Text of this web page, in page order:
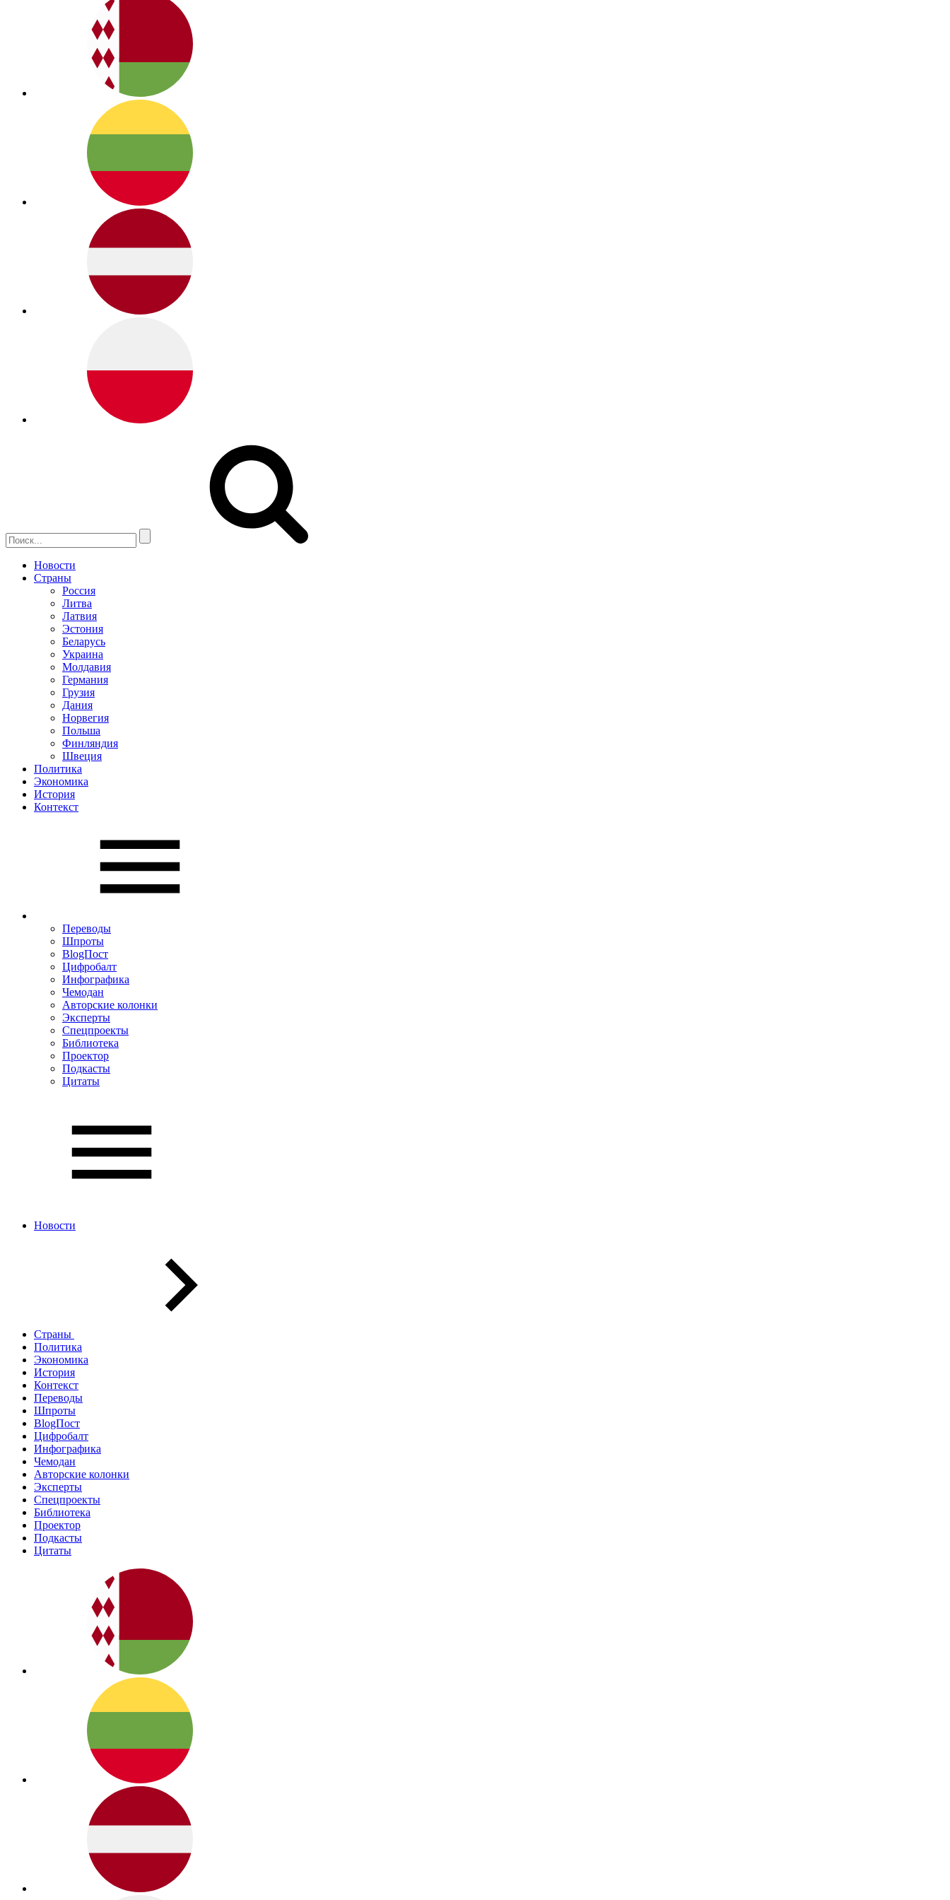
Новости
Страны
Россия
Литва
Латвия
Эстония
Беларусь
Украина
Молдавия
Германия
Грузия
Дания
Норвегия
Польша
Финляндия
Швеция
Политика
Экономика
История
Контекст
Переводы
Шпроты
BlogПост
Цифробалт
Инфографика
Чемодан
Авторские колонки
Эксперты
Спецпроекты
Библиотека
Проектор
Подкасты
Цитаты
Новости
Страны
Политика
Экономика
История
Контекст
Переводы
Шпроты
BlogПост
Цифробалт
Инфографика
Чемодан
Авторские колонки
Эксперты
Спецпроекты
Библиотека
Проектор
Подкасты
Цитаты